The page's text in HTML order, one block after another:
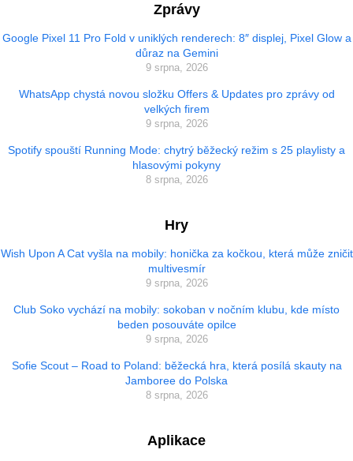
Zprávy
Google Pixel 11 Pro Fold v uniklých renderech: 8″ displej, Pixel Glow a
důraz na Gemini
9 srpna, 2026
WhatsApp chystá novou složku Offers & Updates pro zprávy od
velkých firem
9 srpna, 2026
Spotify spouští Running Mode: chytrý běžecký režim s 25 playlisty a
hlasovými pokyny
8 srpna, 2026
Hry
Wish Upon A Cat vyšla na mobily: honička za kočkou, která může zničit
multivesmír
9 srpna, 2026
Club Soko vychází na mobily: sokoban v nočním klubu, kde místo
beden posouváte opilce
9 srpna, 2026
Sofie Scout – Road to Poland: běžecká hra, která posílá skauty na
Jamboree do Polska
8 srpna, 2026
Aplikace